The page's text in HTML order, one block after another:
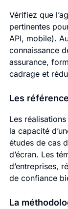
Vérifiez que
pertinentes
API, mobile).
connaissance
assurance,
cadrage et
Les
Les
la capacité
études de cas
d’écran. Les
d’entreprises,
de confiance
La